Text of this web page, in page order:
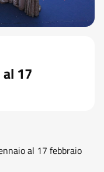
17
al 17 febbraio